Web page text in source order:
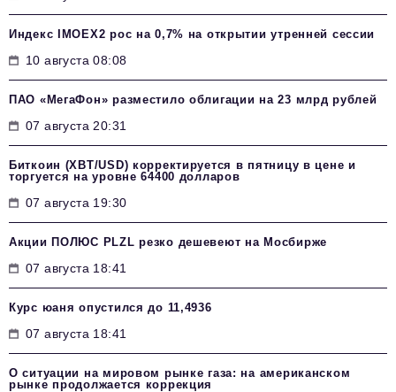
Индекс IMOEX2 рос на 0,7% на открытии утренней сессии
10 августа 08:08
ПАО «МегаФон» разместило облигации на 23 млрд рублей
07 августа 20:31
Биткоин (XBT/USD) корректируется в пятницу в цене и
торгуется на уровне 64400 долларов
07 августа 19:30
Акции ПОЛЮС PLZL резко дешевеют на Мосбирже
07 августа 18:41
Курс юаня опустился до 11,4936
07 августа 18:41
О ситуации на мировом рынке газа: на американском
рынке продолжается коррекция